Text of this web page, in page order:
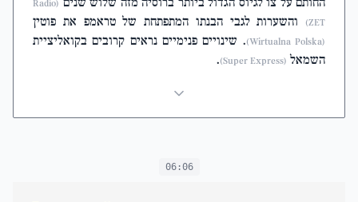
(Radio
ZET)
והשערות לגבי הבנתו המתפתחת של טראמפ את פוטין
(Wirtualna Polska)
. שינויים פנימיים נראים קרובים בקואליציית
השמאל (Super Express)
.
06:06